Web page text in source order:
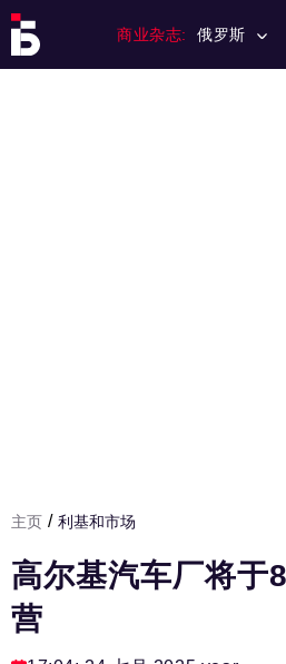
商业杂志: 俄罗斯
人力资源部
房间人
主页 / 利基和市场
高尔基汽车厂将于
营